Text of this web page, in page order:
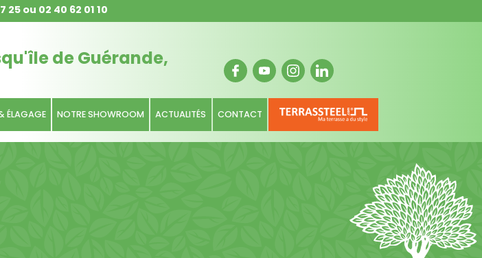
25ou 02 40 62 01 10
de Guérande,
ÉLAGAGE NOTRE SHOWROOM ACTUALITÉS CONTACT